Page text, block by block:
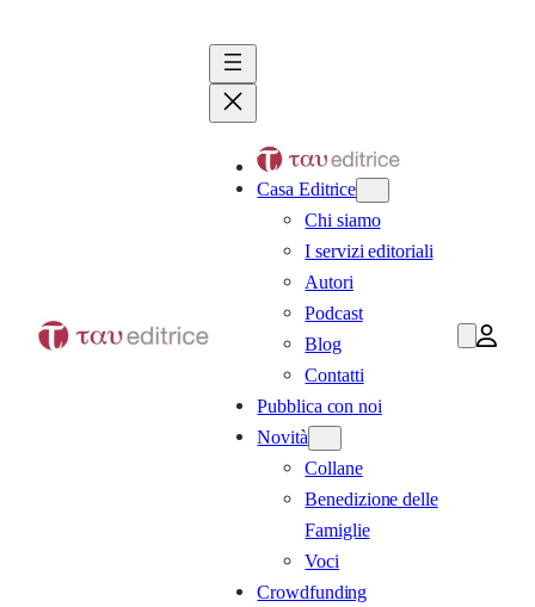
Casa Editrice
Chi siamo
I servizi editoriali
Autori
Podcast
Blog
Contatti
Pubblica con noi
Novità
Collane
Benedizione delle
Famiglie
Voci
Crowdfunding